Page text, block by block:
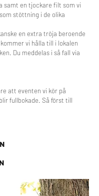
samt en tjockare filt som vi
stöttning i de olika
en extra tröja beroende
vi hålla till i lokalen
Du meddelas i så fall via
att eventen vi kör på
fullbokade. Så först till